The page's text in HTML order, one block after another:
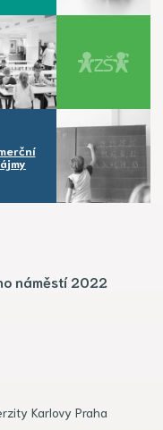
náměstí 2022
Karlovy Praha